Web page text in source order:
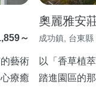
～
藝術
療癒
奧麗雅安
成功鎮, 台東縣
以「香草植
踏進園區的